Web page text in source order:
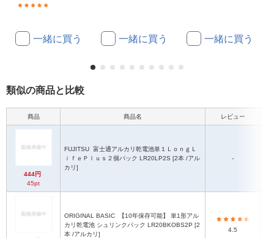
一緒に買う 一緒に買う 一緒に買う
類似の商品と比較
商品 商品名 レビュー
444円
45pt
FUJITSU
ｉｆｅＰｌｕｓ２個パック LR20LP2S [2本 /アル
カリ]
-
ORIGINAL BASIC
カリ乾電池 シュリンクパック LR20BKOBS2P [2
本 /アルカリ]
4.5